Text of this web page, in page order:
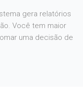
gera relatórios
Você tem maior
uma decisão de